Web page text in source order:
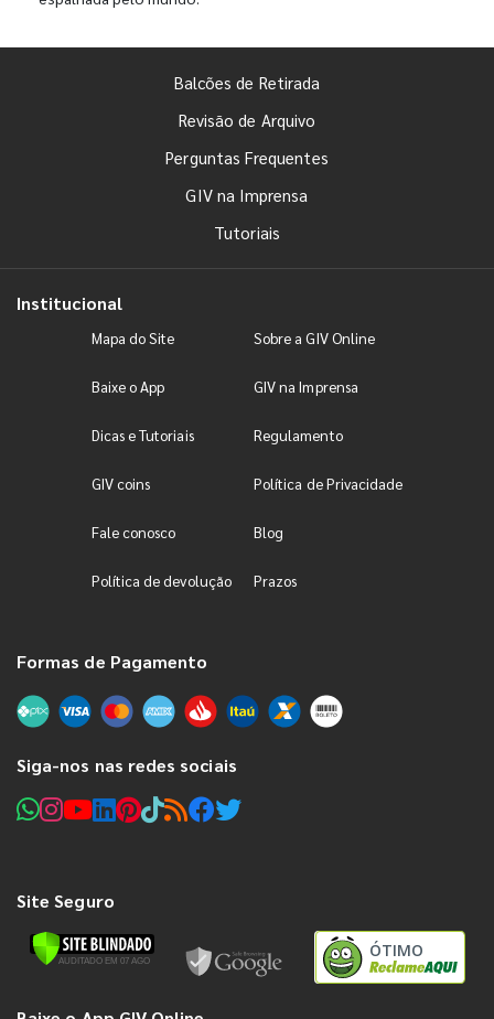
Balcões de Retirada
Revisão de Arquivo
Perguntas Frequentes
GIV na Imprensa
Tutoriais
Institucional
Mapa do Site Sobre a GIV Online
Baixe o App GIV na Imprensa
Dicas e Tutoriais Regulamento
GIV coins Política de Privacidade
Fale conosco Blog
Política de devolução Prazos
Formas de Pagamento
Siga-nos nas redes sociais
Site Seguro
ÓTIMO